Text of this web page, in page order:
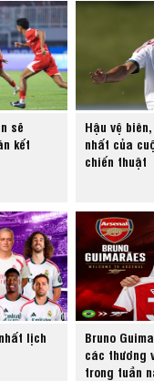
sẽ
kết
Hậu vệ
nhất của
chiến thuật
lịch
Bruno
các thương
trong tuần